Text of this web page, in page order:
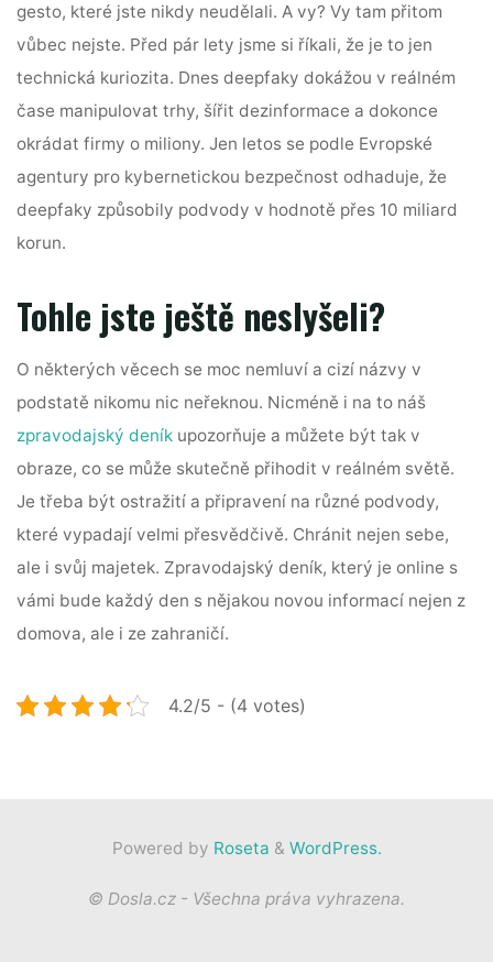
gesto, které jste nikdy neudělali. A vy? Vy tam přitom
vůbec nejste. Před pár lety jsme si říkali, že je to jen
technická kuriozita. Dnes deepfaky dokážou v reálném
čase manipulovat trhy, šířit dezinformace a dokonce
okrádat firmy o miliony. Jen letos se podle Evropské
agentury pro kybernetickou bezpečnost odhaduje, že
deepfaky způsobily podvody v hodnotě přes 10 miliard
korun.
Tohle jste ještě neslyšeli?
O některých věcech se moc nemluví a cizí názvy v
podstatě nikomu nic neřeknou. Nicméně i na to náš
zpravodajský deník upozorňuje a můžete být tak v
obraze, co se může skutečně přihodit v reálném světě.
Je třeba být ostražití a připravení na různé podvody,
které vypadají velmi přesvědčivě. Chránit nejen sebe,
ale i svůj majetek. Zpravodajský deník, který je online s
vámi bude každý den s nějakou novou informací nejen z
domova, ale i ze zahraničí.
4.2/5 - (4 votes)
Powered by Roseta & WordPress.
© Dosla.cz - Všechna práva vyhrazena.